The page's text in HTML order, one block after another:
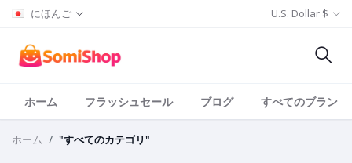
にほんご U.S. Dollar $
ホーム フラッシュセール ブログ すべてのブランド
ホーム "すべてのカテゴリ"